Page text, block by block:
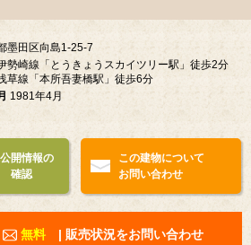
墨田区向島1-25-7
勢崎線「とうきょうスカイツリー駅」徒歩2分
草線「本所吾妻橋駅」徒歩6分
1981年4月
開情報の
確認
この建物について
お問い合わせ
無料 | 販売状況をお問い合わせ